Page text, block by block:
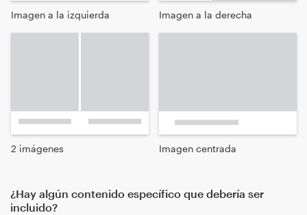
Imagen a la izquierda Imagen a la derecha
2 imágenes Imagen centrada
¿Hay algún contenido específico que debería ser
incluido?